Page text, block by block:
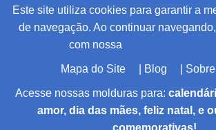
Este site utiliza cookies para garantir a
de navegação. Ao continuar
com nossa
Mapa do Site Blog
Acesse nossas molduras para:
amor, dia das mães, feliz natal, e